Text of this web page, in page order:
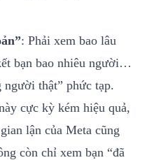
: Phải xem bao lâu
bạn bao nhiêu người…
thật” phức tạp.
cực kỳ kém hiệu quả,
lận của Meta cũng
còn chỉ xem bạn “đã